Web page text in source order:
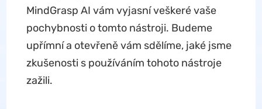
MindGrasp AI vám vyjasní veškeré vaše
pochybnosti o tomto nástroji. Budeme
upřímní a otevřeně vám sdělíme, jaké jsme
zkušenosti s používáním tohoto nástroje
zažili.